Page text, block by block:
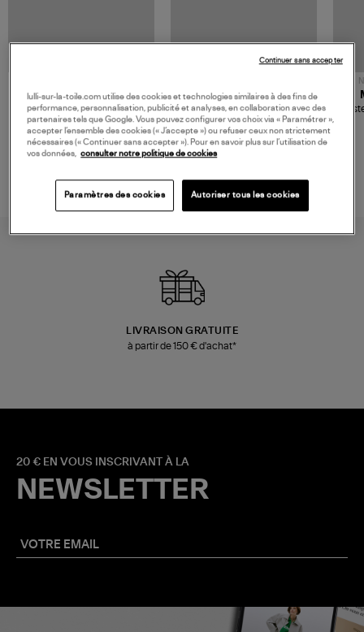
480,00 €
JEROME DREYFUSS
Sac Bobi S Cuir Lamé
Champagne
189,00 €
TORAL
Mocassins Killian Sport
Mousse
LIVRAISON GRATUITE
à partir de 150 € d'achat*
20 € EN VOUS INSCRIVANT À LA
NEWSLETTER
lulli-sur-la-toile.com utilise des cookies et technologies similaires à des fins de
performance, personnalisation, publicité et analyses, en collaboration avec des
partenaires tels que Google. Vous pouvez configurer vos choix via « Paramétrer »,
accepter l’ensemble des cookies (« J’accepte ») ou refuser ceux non strictement
nécessaires (« Continuer sans accepter »). Pour en savoir plus sur l’utilisation de
vos données, consulter notre politique de cookies
Paramètres des cookies Autoriser tous les cookies
Continuer sans accepter